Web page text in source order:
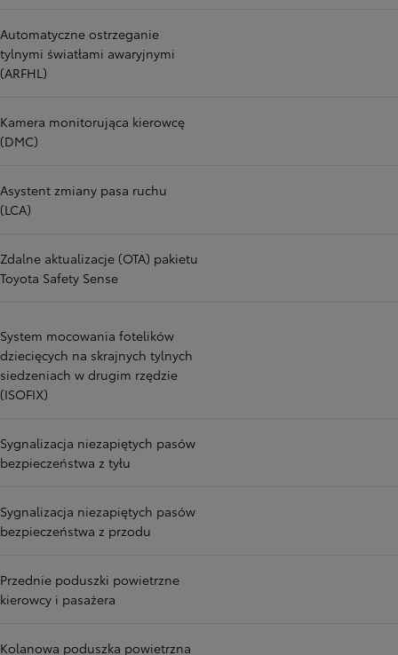
Automatyczne ostrzeganie
tylnymi światłami awaryjnymi
(ARFHL)
Kamera monitorująca kierowcę
(DMC)
Asystent zmiany pasa ruchu
(LCA)
Zdalne aktualizacje (OTA) pakietu
Toyota Safety Sense
System mocowania fotelików
dziecięcych na skrajnych tylnych
siedzeniach w drugim rzędzie
(ISOFIX)
Sygnalizacja niezapiętych pasów
bezpieczeństwa z tyłu
Sygnalizacja niezapiętych pasów
bezpieczeństwa z przodu
Przednie poduszki powietrzne
kierowcy i pasażera
Kolanowa poduszka powietrzna